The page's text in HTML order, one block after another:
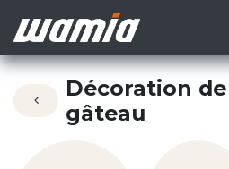
Décoration de
gâteau